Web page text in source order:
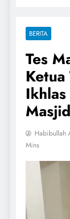
BERITA
Tes
Habibullah
Mins